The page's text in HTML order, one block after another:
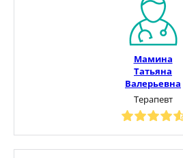
Мамина
Татьяна
Валерьевна
Терапевт